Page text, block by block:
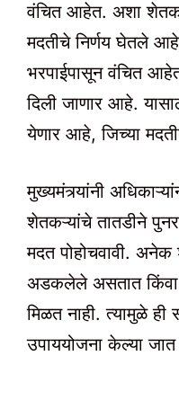
वंचित आहेत. अशा
मदतीचे निर्णय घेतले
भरपाईपासून वंचित
दिली जाणार आहे.
येणार आहे, जिच्या
मुख्यमंत्र्यांनी
शेतकऱ्यांचे तातडीने
मदत पोहोचवावी.
अडकलेले असतात किंवा
मिळत नाही. त्यामुळे ही
उपाययोजना केल्या